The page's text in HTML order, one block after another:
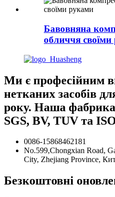
Бавовняна
обличчя
Ми є професійним
нетканих засобів
року. Наша
SGS, BV, TUV та
0086-15868462181
No.599,Chongxian Road,
City, Zhejiang Province,
Безкоштовні